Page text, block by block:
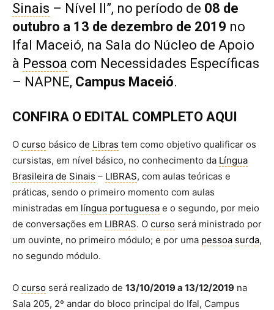
Sinais – Nível II”, no período de 08 de
outubro a 13 de dezembro de 2019 no
Ifal Maceió, na Sala do Núcleo de Apoio
à Pessoa com Necessidades Específicas
– NAPNE, Campus Maceió.
CONFIRA O EDITAL COMPLETO AQUI
O curso básico de Libras tem como objetivo qualificar os
cursistas, em nível básico, no conhecimento da Língua
Brasileira de Sinais – LIBRAS, com aulas teóricas e
práticas, sendo o primeiro momento com aulas
ministradas em língua portuguesa e o segundo, por meio
de conversações em LIBRAS. O curso será ministrado por
um ouvinte, no primeiro módulo; e por uma pessoa surda,
no segundo módulo.
O curso será realizado de 13/10/2019 a 13/12/2019 na
Sala 205, 2º andar do bloco principal do Ifal, Campus